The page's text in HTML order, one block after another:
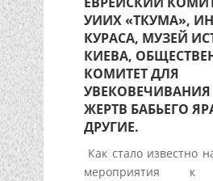
УИИХ «ТКУМА»,
КУРАСА, МУЗЕЙ
КИЕВА,
КОМИТЕТ ДЛЯ
ЖЕРТВ БАБЬЕГО
ДРУГИЕ.
Как стало известно
мероприятия к